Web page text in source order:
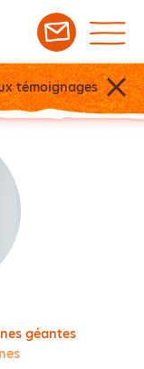
témoignages
géantes